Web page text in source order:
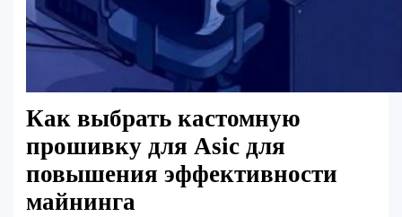
Как выбрать кастомную
прошивку для Asic для
повышения эффективности
майнинга